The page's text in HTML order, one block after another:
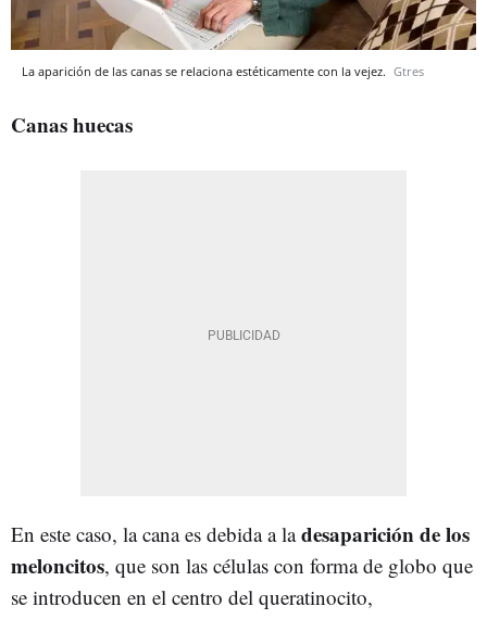
La aparición de las canas se relaciona estéticamente con la vejez. Gtres
Canas huecas
En este caso, la cana es debida a ladesaparición de los
meloncitos, que son las células con forma de globo que
se introducen en el centro del queratinocito,